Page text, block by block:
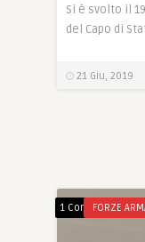
Si è svolto il
del Capo di
21 Giu, 2019
1 Comment
FORZE